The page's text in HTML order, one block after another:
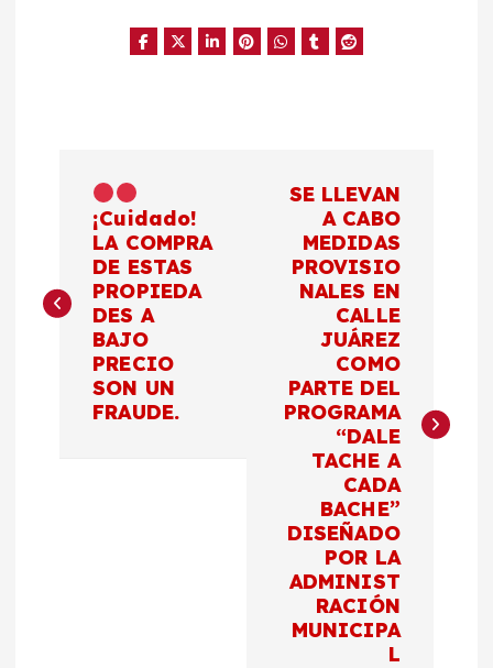
v
e
¡Cuidado!
LA COMPRA
DE ESTAS
PROPIEDA
DES A
BAJO
PRECIO
SON UN
FRAUDE.
SE LLEVAN
A CABO
MEDIDAS
PROVISIO
NALES EN
CALLE
JUÁREZ
COMO
PARTE DEL
PROGRAMA
“DALE
TACHE A
CADA
BACHE”
DISEÑADO
POR LA
ADMINIST
RACIÓN
MUNICIPA
L